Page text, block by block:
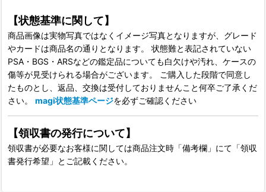
【状態基準に関して】
商品画像は実物写真ではなくイメージ写真となりますが、グレード
やカードは商品名の通りとなります。 状態難と表記されていない
PSA・BGS・ARSなどの鑑定品についても白欠けや汚れ、ケースの
傷等が見受けられる場合がございます。 ご購入した段階で同意し
たものとし、返品、交換は受付しておりませんこと何卒ご了承くだ
さい。 magi状態基準ページを必ずご確認ください
【領収書の発行について】
領収書が必要なお客様に関しては商品注文時「備考欄」にて「領収
書発行希望」とご記載ください。